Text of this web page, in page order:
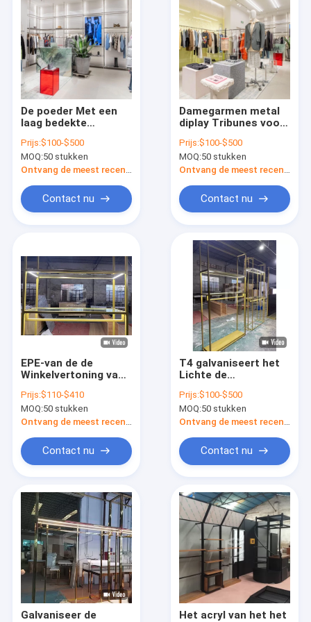
Producten
Ongeveer ons
Fabrieksreis
Verzoek om een Citaat
De Vertoningsmeubilair van de kledingswinkel
Het Meubilair van de juwelenwinkel
De mobiele Showcase van de Telefoonvertoning
De optische Kabinetten van de Winkelvertoning
De Showcase van de glasvertoning
De poeder Met een
laag bedekte
Meubilairkledingstuk
van de
Winkelvertoning
Prijs:$100-$500
MOQ:50 stukken
Ontvang de meest recente Prijs
Contact nu
Damegarmen metal
diplay Tribunes voor
Vertoningsmeubilair
van de Klerenopslag
Prijs:$100-$500
MOQ:50 stukken
Ontvang de meest recente Prijs
Contact nu
EPE-van de de
Winkelvertoning van
Kledingstukkleding
het Ontwerp van het
het
Prijs:$110-$410
MOQ:50 stukken
Ontvang de meest recente Prijs
Contact nu
T4 galvaniseert het
Lichte de
van de Kledingswinkel
201 de Tribune van
de Roestvrij
Prijs:$100-$500
MOQ:50 stukken
Ontvang de meest recente Prijs
Contact nu
Galvaniseer de
Het acryl van het het